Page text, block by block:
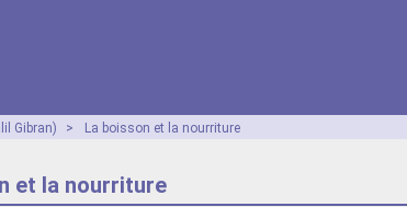
Gibran) > La boisson et la nourriture
et la nourriture